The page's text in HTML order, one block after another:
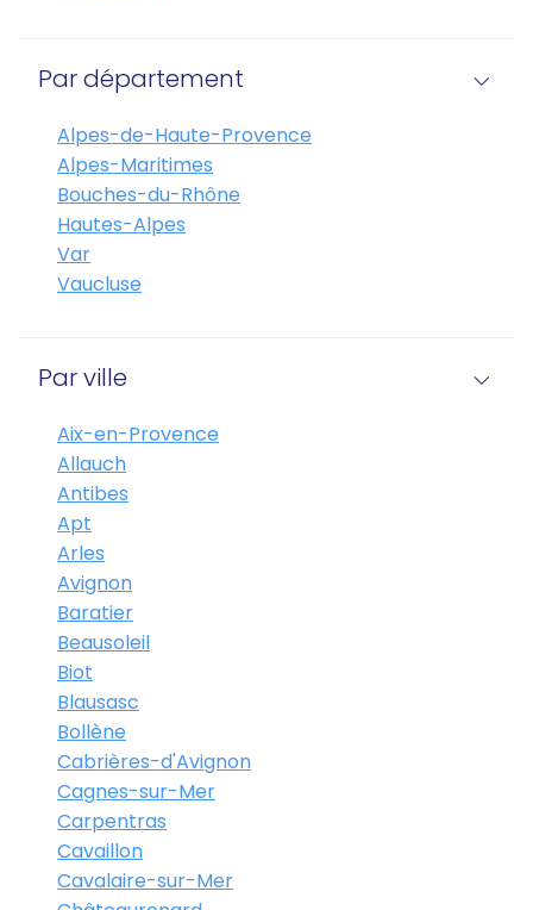
Par département
Alpes-de-Haute-Provence
Alpes-Maritimes
Bouches-du-Rhône
Hautes-Alpes
Var
Vaucluse
Par ville
Aix-en-Provence
Allauch
Antibes
Apt
Arles
Avignon
Baratier
Beausoleil
Biot
Blausasc
Bollène
Cabrières-d'Avignon
Cagnes-sur-Mer
Carpentras
Cavaillon
Cavalaire-sur-Mer